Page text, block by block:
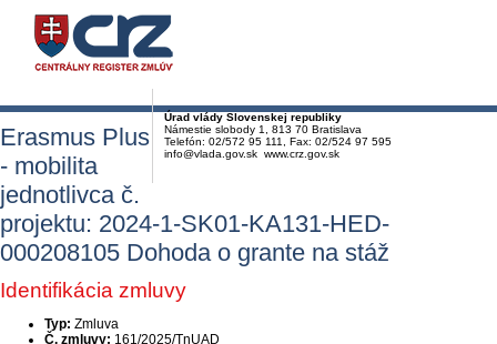
Úrad vlády Slovenskej republiky
Námestie slobody 1, 813 70 Bratislava
Telefón: 02/572 95 111, Fax: 02/524 97 595
info@vlada.gov.sk www.crz.gov.sk
Erasmus Plus
- mobilita
jednotlivca č.
projektu: 2024-1-SK01-KA131-HED-
000208105 Dohoda o grante na stáž
Identifikácia zmluvy
Typ: Zmluva
Č. zmluvy: 161/2025/TnUAD